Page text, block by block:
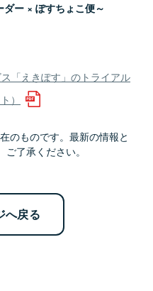
ー × ぽすちょこ便～
「えきぽす」のトライアル
）
のものです。最新の情報と
了承ください。
へ戻る